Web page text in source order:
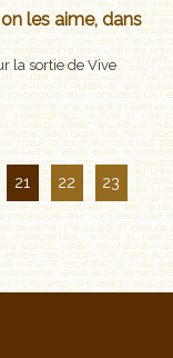
les aime, dans
la sortie de Vive
21 22
23